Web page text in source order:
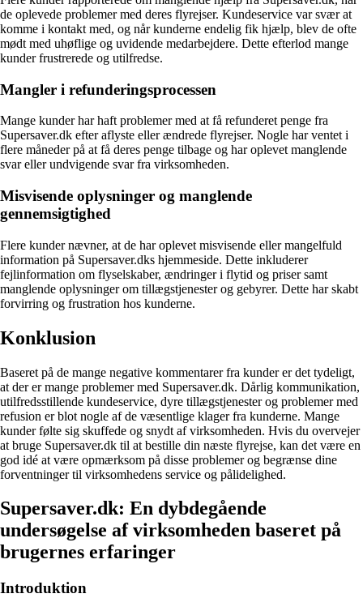
de oplevede problemer med deres flyrejser. Kundeservice var svær at
komme i kontakt med, og når kunderne endelig fik hjælp, blev de ofte
mødt med uhøflige og uvidende medarbejdere. Dette efterlod mange
kunder frustrerede og utilfredse.
Mangler i refunderingsprocessen
Mange kunder har haft problemer med at få refunderet penge fra
Supersaver.dk efter aflyste eller ændrede flyrejser. Nogle har ventet i
flere måneder på at få deres penge tilbage og har oplevet manglende
svar eller undvigende svar fra virksomheden.
Misvisende oplysninger og manglende
gennemsigtighed
Flere kunder nævner, at de har oplevet misvisende eller mangelfuld
information på Supersaver.dks hjemmeside. Dette inkluderer
fejlinformation om flyselskaber, ændringer i flytid og priser samt
manglende oplysninger om tillægstjenester og gebyrer. Dette har skabt
forvirring og frustration hos kunderne.
Konklusion
Baseret på de mange negative kommentarer fra kunder er det tydeligt,
at der er mange problemer med Supersaver.dk. Dårlig kommunikation,
utilfredsstillende kundeservice, dyre tillægstjenester og problemer med
refusion er blot nogle af de væsentlige klager fra kunderne. Mange
kunder følte sig skuffede og snydt af virksomheden. Hvis du overvejer
at bruge Supersaver.dk til at bestille din næste flyrejse, kan det være en
god idé at være opmærksom på disse problemer og begrænse dine
forventninger til virksomhedens service og pålidelighed.
Supersaver.dk: En dybdegående
undersøgelse af virksomheden baseret på
brugernes erfaringer
Introduktion